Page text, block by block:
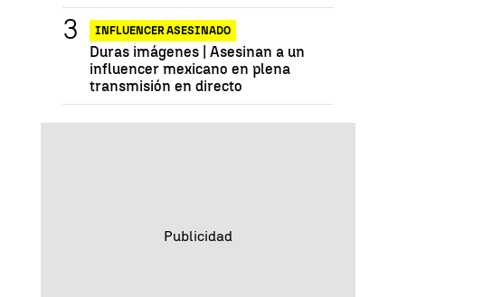
INFLUENCER ASESINADO
Duras imágenes | Asesinan a un
influencer mexicano en plena
transmisión en directo